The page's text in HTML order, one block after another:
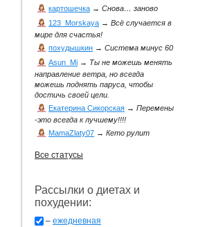
картошечка → Снова… заново
123_Morskaya → Всё случается в
мире для счастья!
похудышкин → Система минус 60
Asun_Mi → Ты не можешь менять
направление ветра, но всегда
можешь поднять паруса, чтобы
достичь своей цели.
Екатерина Сикорская → Перемены
-это всегда к лучшему!!!!
MamaZlaty07 → Кето рулит
Все статусы
Рассылки о диетах и
похудении:
– ежедневная